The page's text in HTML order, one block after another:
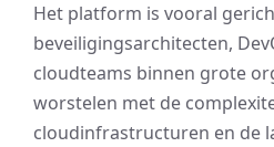
Het platform is vooral
beveiligingsarchitecten,
cloudteams binnen grote
worstelen met de
cloudinfrastructuren en de